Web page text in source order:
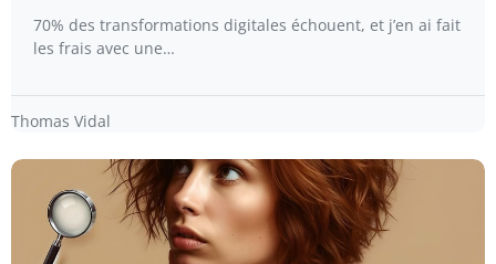
70% des transformations digitales échouent, et j’en ai fait
les frais avec une…
Thomas Vidal